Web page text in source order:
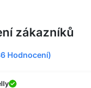
zákazníků
Hodnocení)